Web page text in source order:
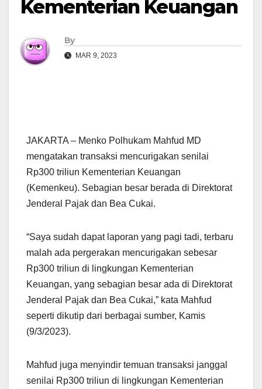
Kementerian Keuangan
By
MAR 9, 2023
JAKARTA – Menko Polhukam Mahfud MD
mengatakan transaksi mencurigakan senilai
Rp300 triliun Kementerian Keuangan
(Kemenkeu). Sebagian besar berada di Direktorat
Jenderal Pajak dan Bea Cukai.
“Saya sudah dapat laporan yang pagi tadi, terbaru
malah ada pergerakan mencurigakan sebesar
Rp300 triliun di lingkungan Kementerian
Keuangan, yang sebagian besar ada di Direktorat
Jenderal Pajak dan Bea Cukai,” kata Mahfud
seperti dikutip dari berbagai sumber, Kamis
(9/3/2023).
Mahfud juga menyindir temuan transaksi janggal
senilai Rp300 triliun di lingkungan Kementerian